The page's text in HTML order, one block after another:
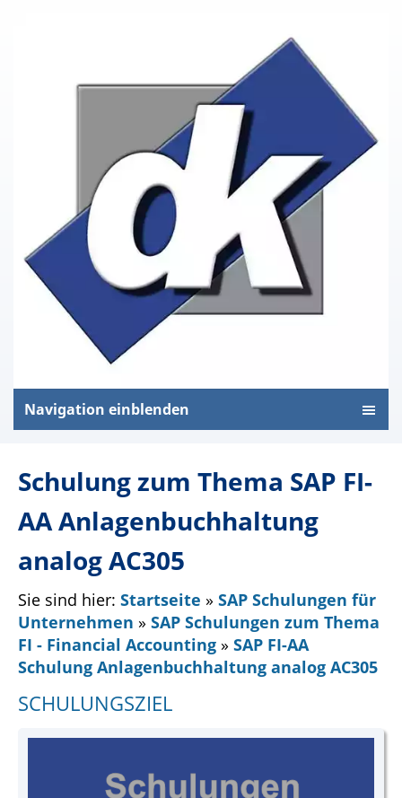
Navigation einblenden
Schulung zum Thema SAP FI-
AA Anlagenbuchhaltung
analog AC305
Sie sind hier: Startseite » SAP Schulungen für
Unternehmen » SAP Schulungen zum Thema
FI - Financial Accounting » SAP FI-AA
Schulung Anlagenbuchhaltung analog AC305
SCHULUNGSZIEL